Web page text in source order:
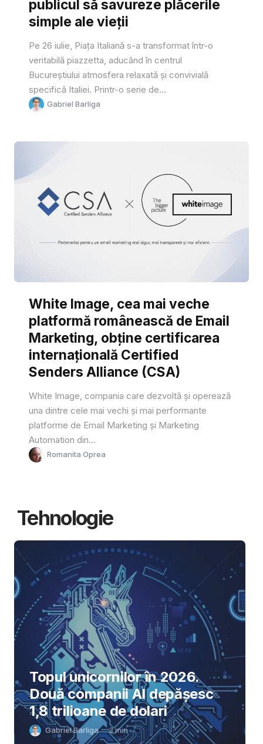
publicul să savureze plăcerile
simple ale vieții
Pe 26 iulie, Piața Italiană s-a transformat într-o
veritabilă piazzetta, aducând în centrul
Bucureștiului atmosfera relaxată și convivială
specifică Italiei. Printr-o serie de...
Gabriel Barliga
White Image, cea mai veche
platformă românească de Email
Marketing, obține certificarea
internațională Certified
Senders Alliance (CSA)
White Image, compania care dezvoltă și operează
una dintre cele mai vechi și mai performante
platforme de Email Marketing și Marketing
Automation din...
Romanita Oprea
Tehnologie
Topul unicornilor în 2026.
Două companii AI depășesc
1,8 trilioane de dolari
Gabriel Barliga 3min